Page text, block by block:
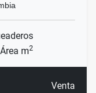
Área m2
Venta